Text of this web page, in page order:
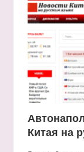
Китая на